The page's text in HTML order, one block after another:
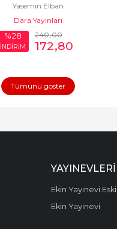
Yasemin Elban
Dara Yayınları
%28
İNDİRİM
240,00
172,80
Tümünü göster
YAYINEVLERI
Ekin Yayınevi Eski
Ekin Yayınevi